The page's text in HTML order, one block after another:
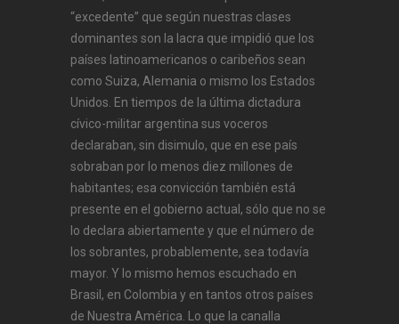
“excedente” que según nuestras clases
dominantes son la lacra que impidió que los
países latinoamericanos o caribeños sean
como Suiza, Alemania o mismo los Estados
Unidos. En tiempos de la última dictadura
cívico-militar argentina sus voceros
declaraban, sin disimulo, que en ese país
sobraban por lo menos diez millones de
habitantes; esa convicción también está
presente en el gobierno actual, sólo que no se
lo declara abiertamente y que el número de
los sobrantes, probablemente, sea todavía
mayor. Y lo mismo hemos escuchado en
Brasil, en Colombia y en tantos otros países
de Nuestra América. Lo que la canalla